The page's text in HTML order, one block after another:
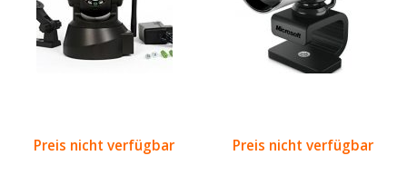
Preis nicht verfügbar Preis nicht verfügbar